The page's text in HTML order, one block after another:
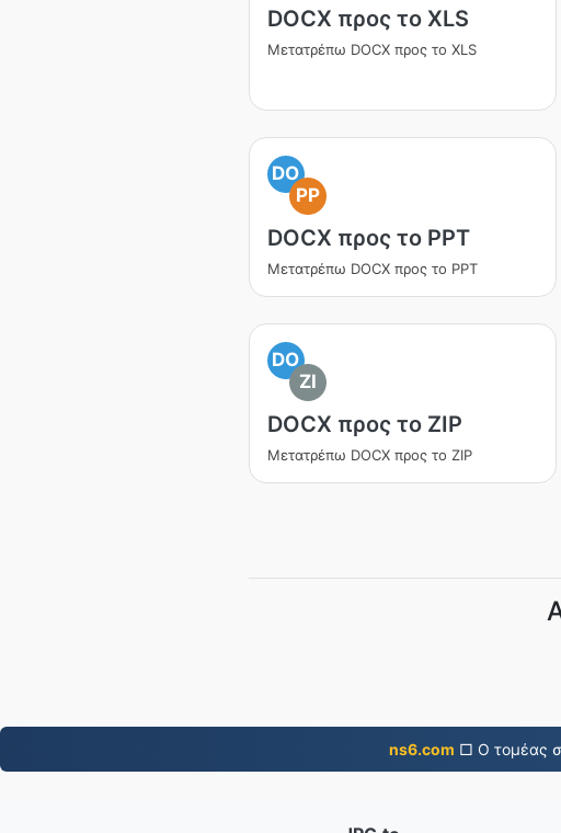
DOCX προς το XLS
Μετατρέπω DOCX προς το XLS
DO
PP
DOCX προς το PPT
Μετατρέπω DOCX προς το PPT
DO
ZI
DOCX προς το ZIP
Μετατρέπω DOCX προς το ZIP
ns6.com □ Ο τομέας